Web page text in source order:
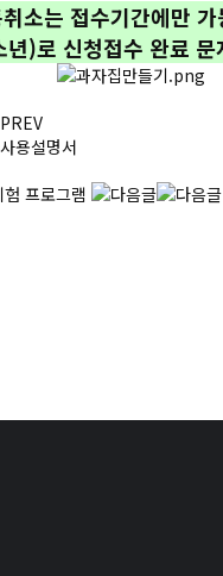
소는 접수기간에만
)로 신청접수 완료
PREV
용설명서
프로그램